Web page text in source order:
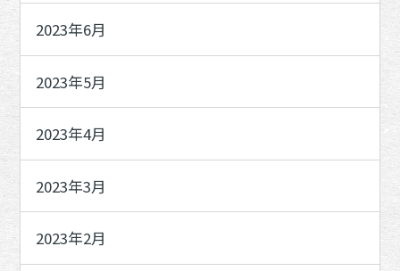
2023年6月
2023年5月
2023年4月
2023年3月
2023年2月